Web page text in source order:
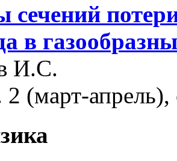
сечений
в
И.С.
2 (март-апрель),